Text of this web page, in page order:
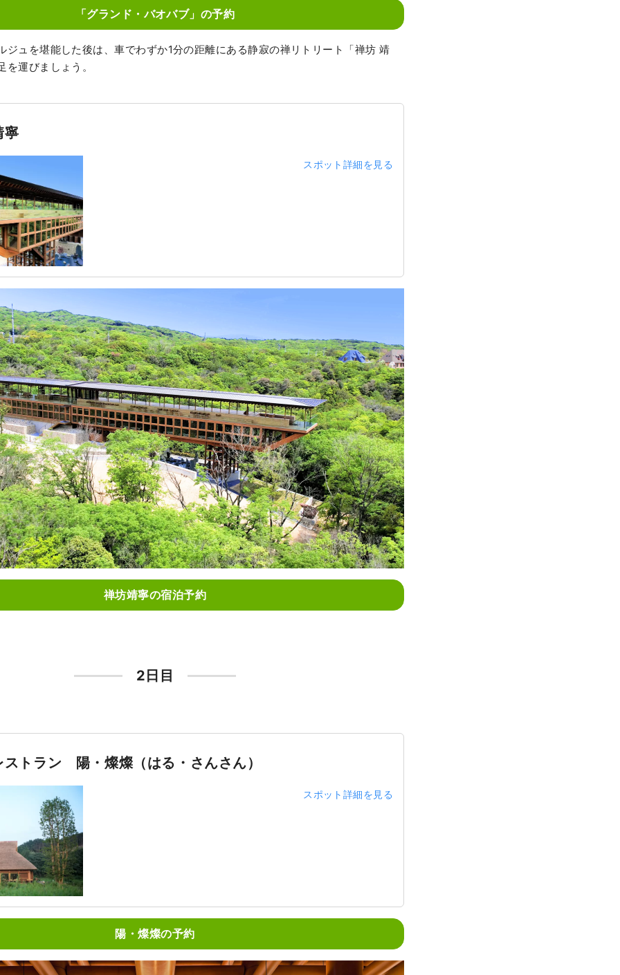
「グランド・バオバブ」の予約
ジュを堪能した後は、車でわずか1分の距離にある静寂の禅リトリート「禅坊 靖
を運びましょう。
寧
スポット詳細を見る
禅坊靖寧の宿泊予約
2日目
ストラン 陽・燦燦（はる・さんさん）
スポット詳細を見る
陽・燦燦の予約